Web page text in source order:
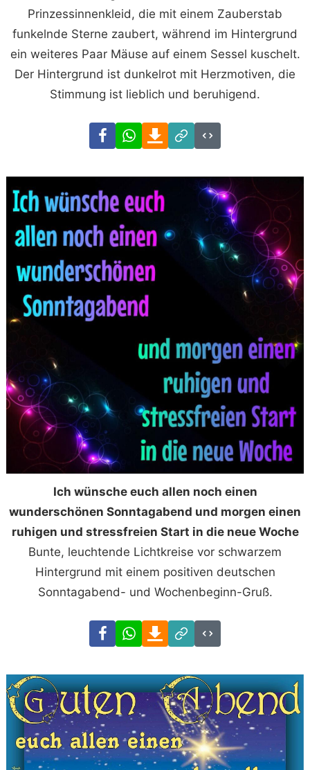
Prinzessinnenkleid, die mit einem Zauberstab
funkelnde Sterne zaubert, während im Hintergrund
ein weiteres Paar Mäuse auf einem Sessel kuschelt.
Der Hintergrund ist dunkelrot mit Herzmotiven, die
Stimmung ist lieblich und beruhigend.
FacebookWhatsAppDownload
Link
Code
Ich wünsche euch allen noch einen
wunderschönen Sonntagabend und morgen einen
ruhigen und stressfreien Start in die neue Woche
Bunte, leuchtende Lichtkreise vor schwarzem
Hintergrund mit einem positiven deutschen
Sonntagabend- und Wochenbeginn-Gruß.
FacebookWhatsAppDownload
Link
Code